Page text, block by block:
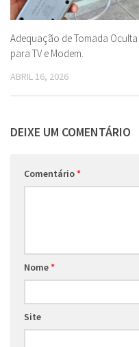
Adequação de Tomada Oculta
para TV e Modem.
ABRIL 16, 2026
DEIXE UM COMENTÁRIO
Comentário*
Nome*
Site